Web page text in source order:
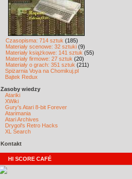
Czasopisma: 714 sztuk (185)
Materiały scenowe: 32 sztuki (9)
Materiały książkowe: 141 sztuk (55)
Materiały firmowe: 27 sztuk (20)
Materiały o grach: 351 sztuk (211)
Spiżarnia Voya na Chomikuj.pl
Bajtek Redux
Zasoby wiedzy
Atariki
XWiki
Gury's Atari 8-bit Forever
Atarimania
Atari Archives
Drygol's Retro Hacks
XL Search
Kontakt
HI SCORE CAFÉ